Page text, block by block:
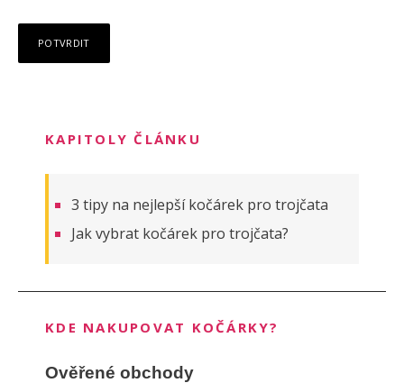
KAPITOLY ČLÁNKU
3 tipy na nejlepší kočárek pro trojčata
Jak vybrat kočárek pro trojčata?
KDE NAKUPOVAT KOČÁRKY?
Ověřené obchody